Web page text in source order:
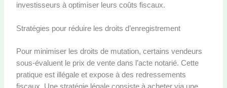
investisseurs à optimiser leurs coûts fiscaux.
Stratégies pour réduire les droits d’enregistrement
Pour minimiser les droits de mutation, certains vendeurs
sous-évaluent le prix de vente dans l’acte notarié. Cette
pratique est illégale et expose à des redressements